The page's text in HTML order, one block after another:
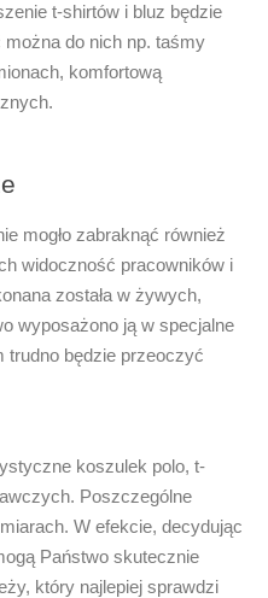
t-shirtów i bluz będzie
do nich np. taśmy
komfortową
mogło zabraknąć również
widoczność pracowników i
została w żywych,
wyposażono ją w specjalne
trudno będzie przeoczyć
koszulek polo, t-
. Poszczególne
W efekcie, decydując
Państwo skutecznie
który najlepiej sprawdzi